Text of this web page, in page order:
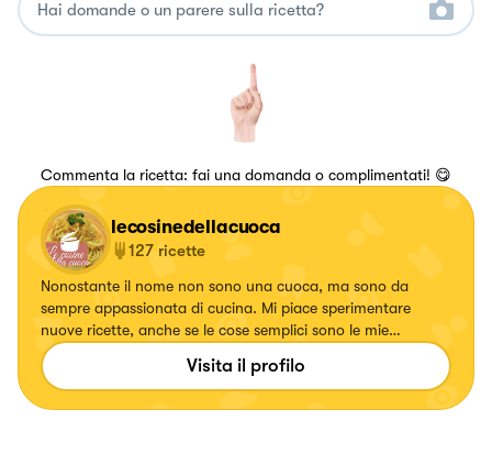
Commenta la ricetta: fai una domanda o complimentati! 😋
lecosinedellacuoca
127 ricette
Nonostante il nome non sono una cuoca, ma sono da
sempre appassionata di cucina. Mi piace sperimentare
nuove ricette, anche se le cose semplici sono le mie
preferite! Preferisco i primi piatti, i dolci invece non sono il
mio forte. Ma ne troverete comunque 😁 Mi trovate anche
su Facebook e YouTube con lo stesso nome 😊
Visita il profilo